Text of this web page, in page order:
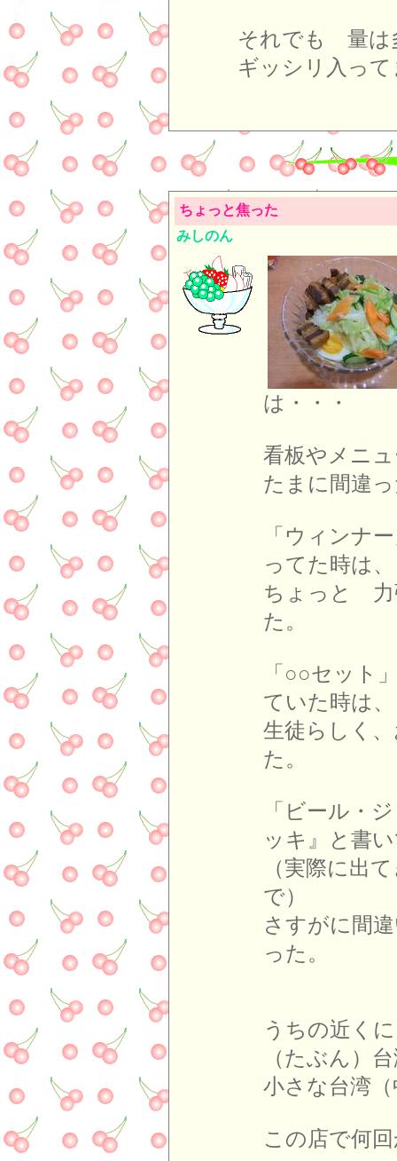
それでも 量は
ギッシリ入っ
ちょっと焦った
みしのん
は
看板やメニ
たまに間違
「ウィンナ
ってた時は、
ちょっと 力
た。
「○○セット
ていた時は、
生徒らしく
た。
「ビール・
ッキ』と書
（実際に出
で）
さすがに間
った。
うちの近く
（たぶん）
小さな台湾
この店で何